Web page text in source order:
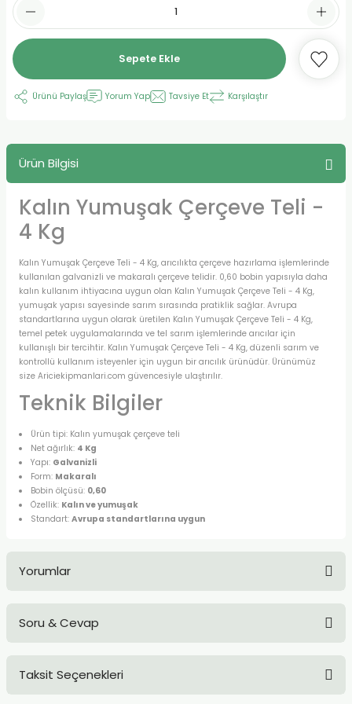
Sepete Ekle
Ürünü Paylaş Yorum Yap Tavsiye Et Karşılaştır
Ürün Bilgisi
Kalın Yumuşak Çerçeve Teli -
4 Kg
Kalın Yumuşak Çerçeve Teli - 4 Kg, arıcılıkta çerçeve hazırlama işlemlerinde
kullanılan galvanizli ve makaralı çerçeve telidir. 0,60 bobin yapısıyla daha
kalın kullanım ihtiyacına uygun olan Kalın Yumuşak Çerçeve Teli - 4 Kg,
yumuşak yapısı sayesinde sarım sırasında pratiklik sağlar. Avrupa
standartlarına uygun olarak üretilen Kalın Yumuşak Çerçeve Teli - 4 Kg,
temel petek uygulamalarında ve tel sarım işlemlerinde arıcılar için
kullanışlı bir tercihtir. Kalın Yumuşak Çerçeve Teli - 4 Kg, düzenli sarım ve
kontrollü kullanım isteyenler için uygun bir arıcılık ürünüdür. Ürünümüz
size Ariciekipmanlari.com güvencesiyle ulaştırılır.
Teknik Bilgiler
Ürün tipi: Kalın yumuşak çerçeve teli
Net ağırlık: 4 Kg
Yapı: Galvanizli
Form: Makaralı
Bobin ölçüsü: 0,60
Özellik: Kalın ve yumuşak
Standart:Avrupa standartlarına uygun
Yorumlar
Soru & Cevap
Taksit Seçenekleri